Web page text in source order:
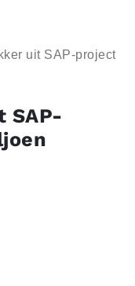
uit SAP-project
SAP-